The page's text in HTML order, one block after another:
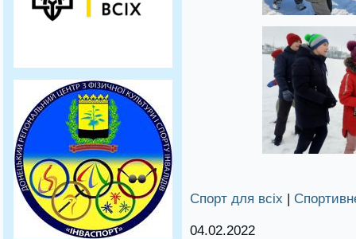
Спорт для всіх |
04.02.2022